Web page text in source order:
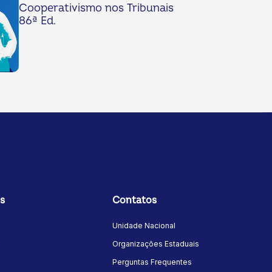
Cooperativismo nos Tribunais
86ª Ed.
Contatos
Unidade Nacional
Organizações Estaduais
Perguntas Frequentes